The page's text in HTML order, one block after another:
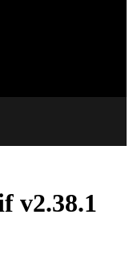
v2.38.1